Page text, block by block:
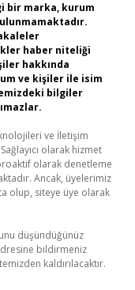
bir marka, kurum
haber niteliği
hakkında
ve kişiler ile isim
bilgiler
ve İletişim
olarak hizmet
olarak denetleme
Ancak, üyelerimiz
olup, siteye üye olarak
düşündüğünüz
bildirmeniz
kaldırılacaktır.